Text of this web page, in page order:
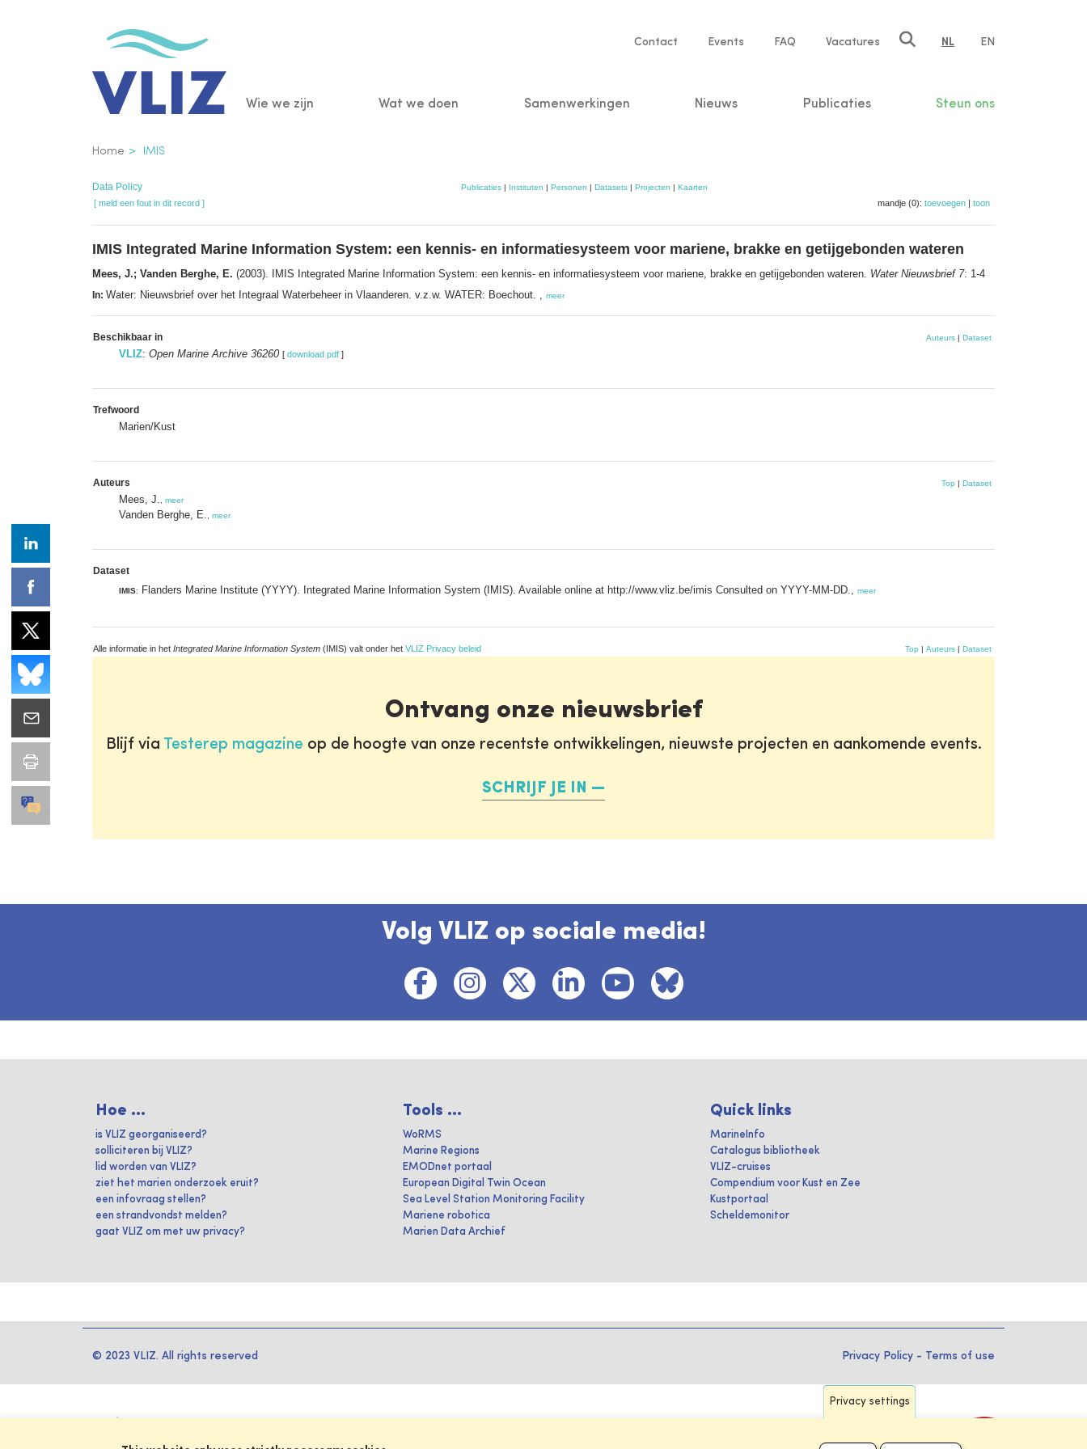
Service
Contact Events FAQ Vacatures NL EN
Main
Wie we zijn Wat we doen Samenwerkingen Nieuws Publicaties Steun ons
Kruimelpad
Home IMIS
Data Policy Publicaties| Instituten | Personen | Datasets| Projecten | Kaarten
[ meld een fout in dit record ] mandje (0): toevoegen | toon
IMIS Integrated Marine Information System: een kennis- en informatiesysteem voor mariene, brakke en getijgebonden wateren
Mees, J.; Vanden Berghe, E. (2003). IMIS Integrated Marine Information System: een kennis- en informatiesysteem voor mariene, brakke en getijgebonden wateren. Water Nieuwsbrief 7: 1-4
In: Water: Nieuwsbrief over het Integraal Waterbeheer in Vlaanderen. v.z.w. WATER: Boechout. , meer
Beschikbaar in Auteurs | Dataset
VLIZ: Open Marine Archive 36260 [ download pdf ]
Trefwoord
Marien/Kust
Auteurs Top | Dataset
Mees, J. meer
Vanden Berghe, E. meer
Dataset
IMIS: Flanders Marine Institute (YYYY). Integrated Marine Information System (IMIS). Available online at http://www.vliz.be/imis Consulted on YYYY-MM-DD., meer
Alle informatie in het Integrated Marine Information System (IMIS) valt onder het VLIZ Privacy beleid Top | Auteurs | Dataset
Ontvang onze nieuwsbrief
Blijf via Testerep magazine op de hoogte van onze recentste ontwikkelingen, nieuwste projecten en aankomende events.
SCHRIJF JE IN
Volg VLIZ op sociale media!
Hoe ...
is VLIZ georganiseerd?
solliciteren bij VLIZ?
lid worden van VLIZ?
ziet het marien onderzoek eruit?
een infovraag stellen?
een strandvondst melden?
gaat VLIZ om met uw privacy?
Tools ...
WoRMS
Marine Regions
EMODnet portaal
European Digital Twin Ocean
Sea Level Station Monitoring Facility
Mariene robotica
Marien Data Archief
Quick links
MarineInfo
Catalogus bibliotheek
VLIZ-cruises
Compendium voor Kust en Zee
Kustportaal
Scheldemonitor
© 2023 VLIZ. All rights reserved Privacy Policy - Terms of use
Privacy settings